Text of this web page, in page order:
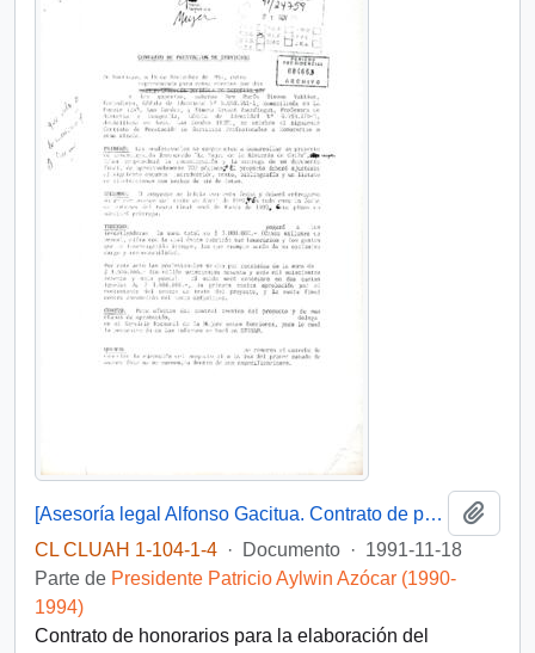
[Asesoría legal Alfonso Gacitua. Contrato de prestación de servicios]
CL CLUAH 1-104-1-4 · Documento · 1991-11-18
Parte de Presidente Patricio Aylwin Azócar (1990-
1994)
Contrato de honorarios para la elaboración del